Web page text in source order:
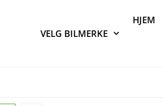
VELG BILMERKE
HJEM